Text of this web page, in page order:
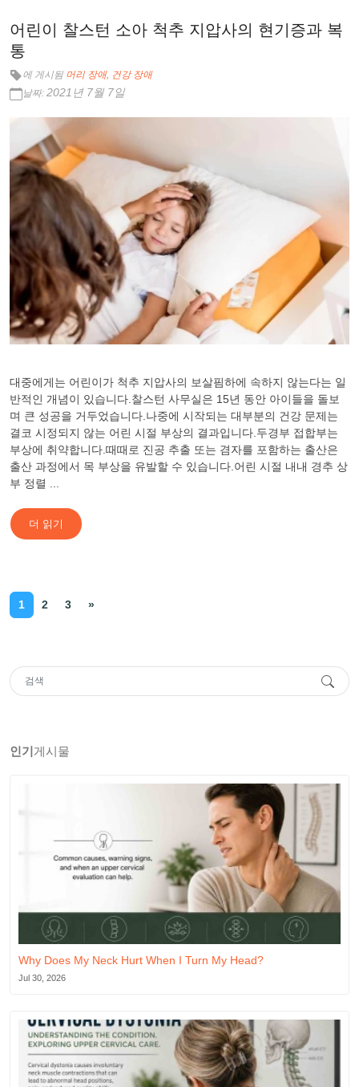
어린이 찰스턴 소아 척추 지압사의 현기증과 복
통
에 게시됨 머리 장애 건강 장애
날짜: 2021년 7월 7일
대중에게는 어린이가 척추 지압사의 보살핌하에 속하지 않는다는 일
반적인 개념이 있습니다.찰스턴 사무실은 15년 동안 아이들을 돌보
며 큰 성공을 거두었습니다.나중에 시작되는 대부분의 건강 문제는
결코 시정되지 않는 어린 시절 부상의 결과입니다.두경부 접합부는
부상에 취약합니다.때때로 진공 추출 또는 겸자를 포함하는 출산은
출산 과정에서 목 부상을 유발할 수 있습니다.어린 시절 내내 경추 상
부 정렬 ...
더 읽기
1 2 3 »
인기 게시물
Why Does My Neck Hurt When I Turn My Head?
Jul 30, 2026